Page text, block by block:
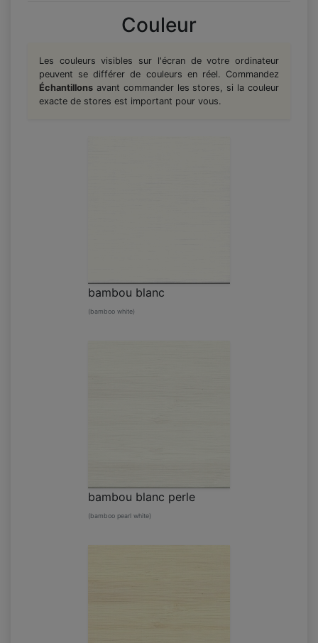
Couleur
Les couleurs visibles sur l'écran de votre ordinateur
peuvent se différer de couleurs en réel. Commandez
Échantillons avant commander les stores, si la couleur
exacte de stores est important pour vous.
bambou blanc
(bamboo white)
bambou blanc perle
(bamboo pearl white)